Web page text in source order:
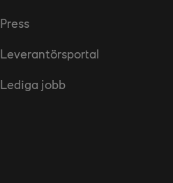
Press
Leverantörsportal
Lediga jobb